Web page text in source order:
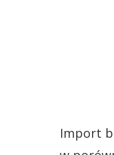
Import